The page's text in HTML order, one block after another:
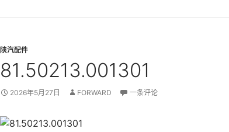
陕汽配件
81.50213.001301
2026年5月27日 FORWARD 一条评论